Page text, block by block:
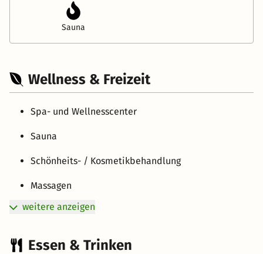
Sauna
Wellness & Freizeit
Spa- und Wellnesscenter
Sauna
Schönheits- / Kosmetikbehandlung
Massagen
weitere anzeigen
Essen & Trinken